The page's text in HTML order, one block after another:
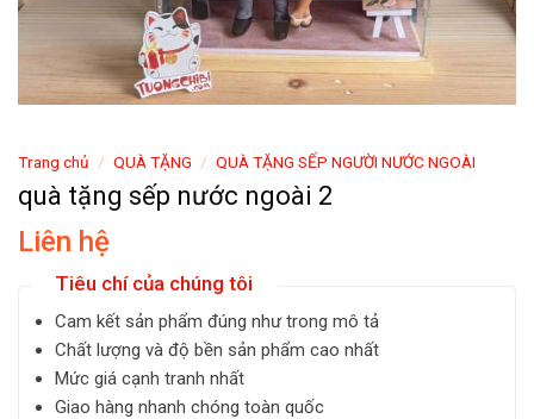
Trang chủ / QUÀ TẶNG / QUÀ TẶNG SẾP NGƯỜI NƯỚC NGOÀI
quà tặng sếp nước ngoài 2
Liên hệ
Tiêu chí của chúng tôi
Cam kết sản phẩm đúng như trong mô tả
Chất lượng và độ bền sản phẩm cao nhất
Mức giá cạnh tranh nhất
Giao hàng nhanh chóng toàn quốc